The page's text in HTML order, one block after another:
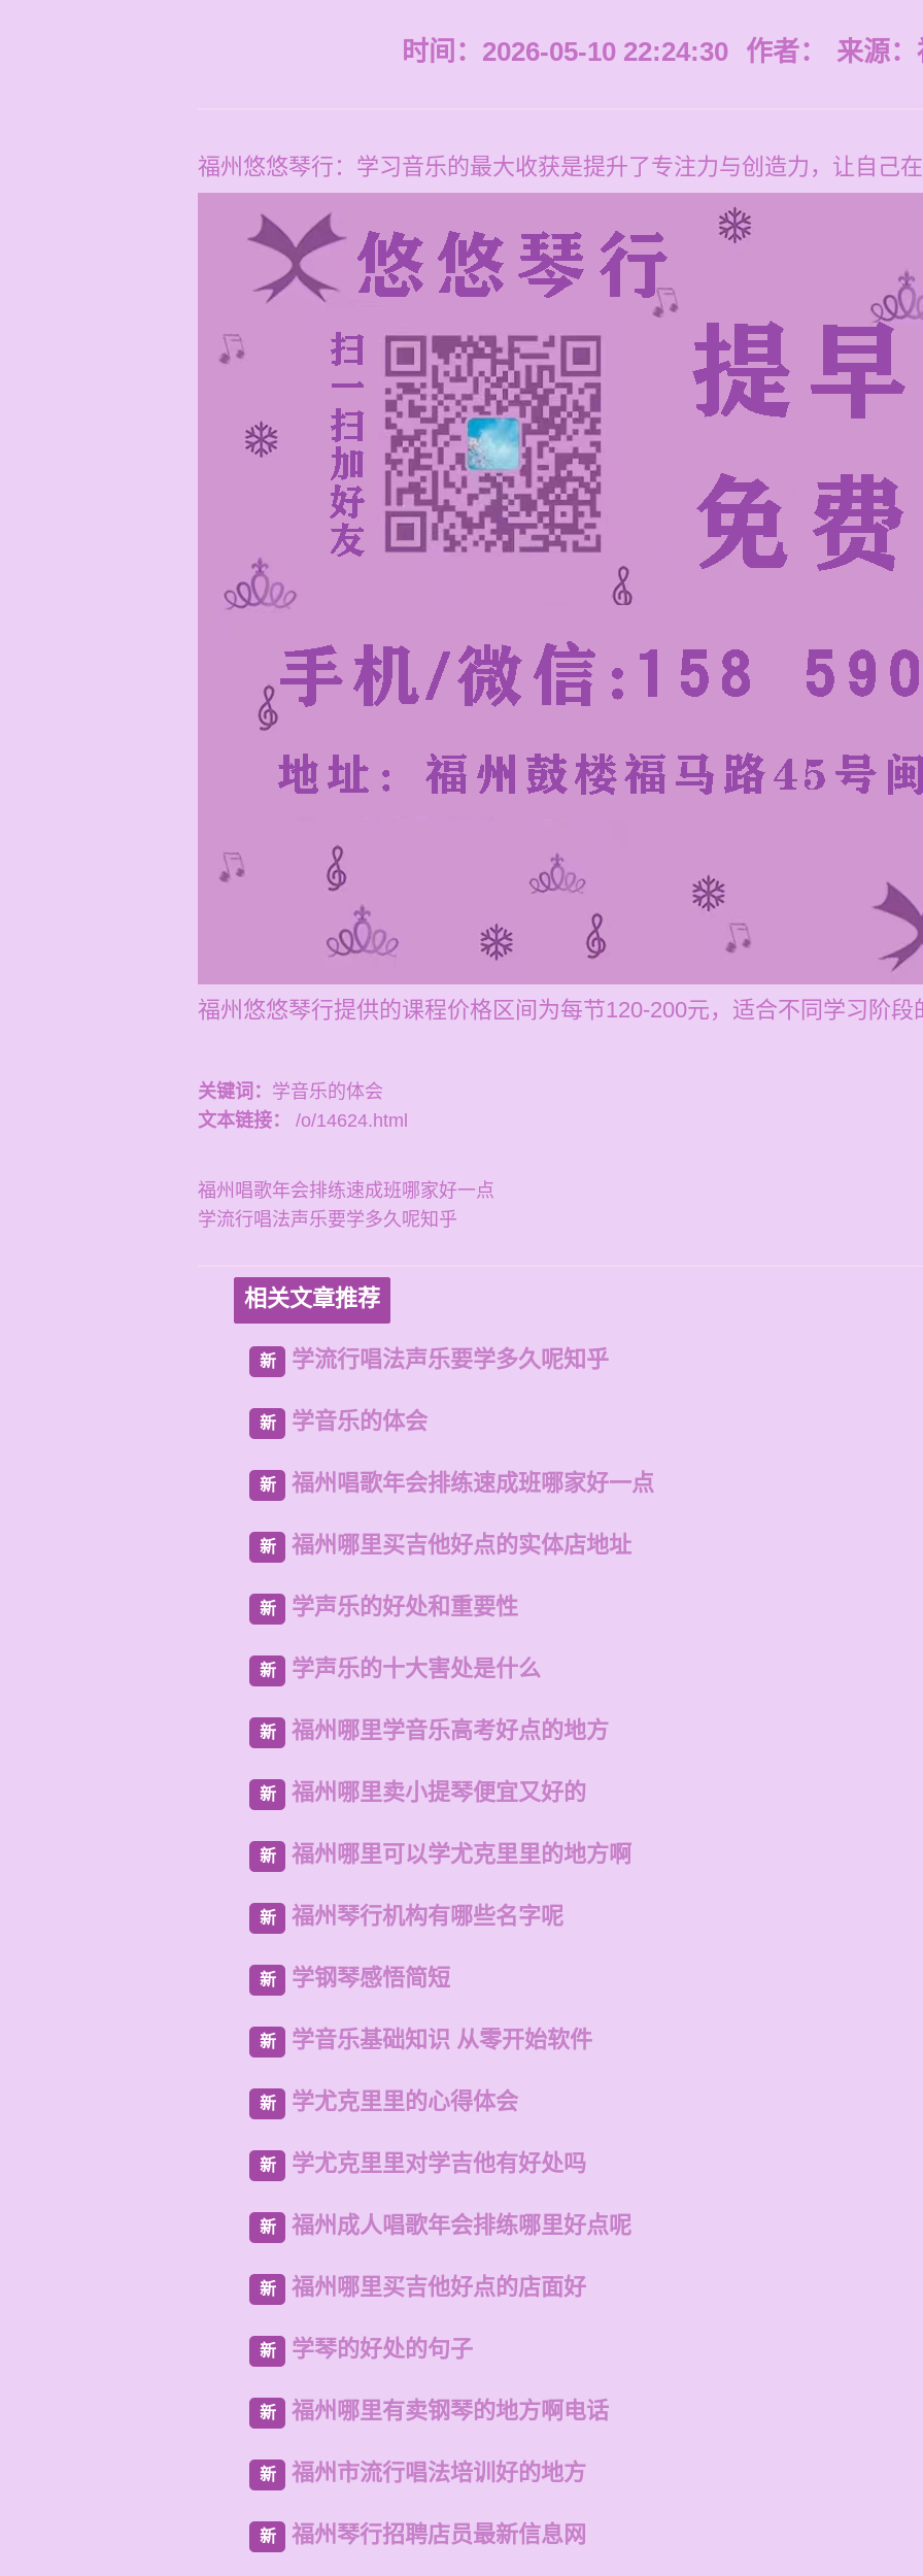
时间：2026-05-10 22:24:30 作者： 来源：
福州悠悠琴行：学习音乐的最大收获是提升了专注力与创造力，让自己
福州悠悠琴行提供的课程价格区间为每节120-200元，适合不同学习阶段
关键词： 学音乐的体会
文本链接：
/o/14624.html
福州唱歌年会排练速成班哪家好一点
学流行唱法声乐要学多久呢知乎
相关文章推荐
新 学流行唱法声乐要学多久呢知乎
新 学音乐的体会
新 福州唱歌年会排练速成班哪家好一点
新 福州哪里买吉他好点的实体店地址
新 学声乐的好处和重要性
新 学声乐的十大害处是什么
新 福州哪里学音乐高考好点的地方
新 福州哪里卖小提琴便宜又好的
新 福州哪里可以学尤克里里的地方啊
新 福州琴行机构有哪些名字呢
新 学钢琴感悟简短
新 学音乐基础知识 从零开始软件
新 学尤克里里的心得体会
新 学尤克里里对学吉他有好处吗
新 福州成人唱歌年会排练哪里好点呢
新 福州哪里买吉他好点的店面好
新 学琴的好处的句子
新 福州哪里有卖钢琴的地方啊电话
新 福州市流行唱法培训好的地方
新 福州琴行招聘店员最新信息网